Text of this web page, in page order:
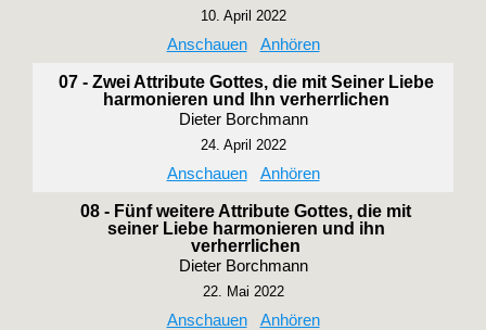
10. April 2022
Anschauen Anhören
07 - Zwei Attribute Gottes, die mit Seiner Liebe
harmonieren und Ihn verherrlichen
Dieter Borchmann
24. April 2022
Anschauen Anhören
08 - Fünf weitere Attribute Gottes, die mit
seiner Liebe harmonieren und ihn
verherrlichen
Dieter Borchmann
22. Mai 2022
Anschauen Anhören